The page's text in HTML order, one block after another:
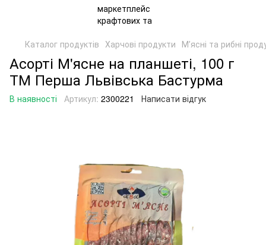
Каталог продуктів Харчові продукти Мʼясні та рибні
Асорті М'ясне на планшеті, 100 г
ТМ Перша Львівська Бастурма
В наявності Артикул: 2300221 Написати відгук